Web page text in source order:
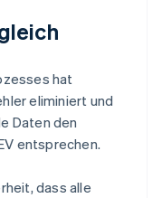
hat
eliminiert und
Daten den
entsprechen.
dass alle